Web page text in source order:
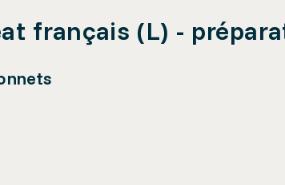
français (L) -